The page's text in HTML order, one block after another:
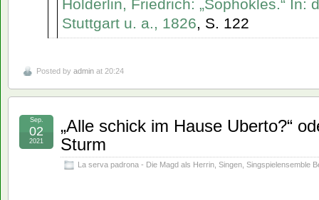
Hölderlin, Friedrich: „Sophokles.“ In:
Stuttgart u. a., 1826, S. 122
Posted by admin at 20:24
„Alle schick im Hause Uberto?“
Sturm
La serva padrona - Die Magd als Herrin Singen Singspielensemble
Sep.
02
2021